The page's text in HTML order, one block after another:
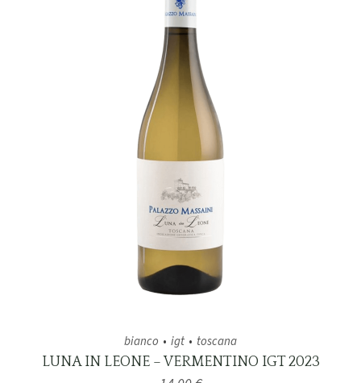
bianco igt toscana
LUNA IN LEONE – VERMENTINO IGT 2023